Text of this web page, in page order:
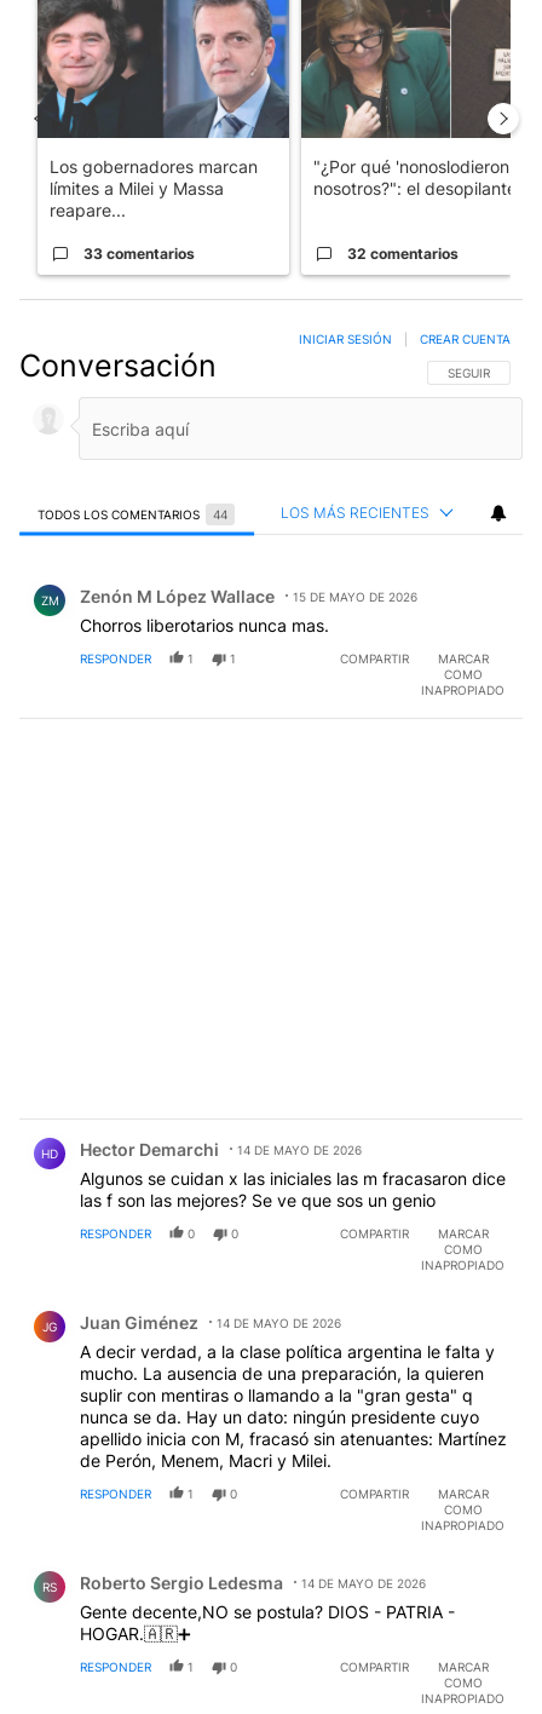
Los gobernadores marcan
límites a Milei y Massa
reapare...
33 comentarios
"¿Por qué 'nonoslodieron' a
nosotros?": el desopilante ...
32 comentarios
Conversación SIGA ESTA
SEGUIR
INICIAR SESIÓN CREAR CUENTA
TODOS LOS COMENTARIOS 44 LOS MÁS RECIENTES
ZM Zenón M López Wallace 15 DE MAYO DE 2026
Chorros liberotarios nunca mas.
RESPONDER 1 1 COMPARTIR
MARCAR
COMO
INAPROPIADO
HD Hector Demarchi 14 DE MAYO DE 2026
Algunos se cuidan x las iniciales las m fracasaron dice
las f son las mejores? Se ve que sos un genio
RESPONDER 0 0 COMPARTIR
MARCAR
COMO
INAPROPIADO
JG Juan Giménez 14 DE MAYO DE 2026
A decir verdad, a la clase política argentina le falta y
mucho. La ausencia de una preparación, la quieren
suplir con mentiras o llamando a la "gran gesta" q
nunca se da. Hay un dato: ningún presidente cuyo
apellido inicia con M, fracasó sin atenuantes: Martínez
de Perón, Menem, Macri y Milei.
RESPONDER 1 0 COMPARTIR
MARCAR
COMO
INAPROPIADO
RS Roberto Sergio Ledesma 14 DE MAYO DE 2026
Gente decente,NO se postula? DIOS - PATRIA -
HOGAR.🇦🇷➕
RESPONDER 1 0 COMPARTIR
MARCAR
COMO
INAPROPIADO